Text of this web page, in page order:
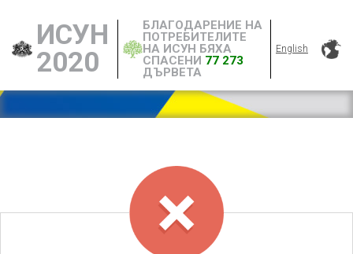
ИСУН
2020
БЛАГОДАРЕНИЕ НА
ПОТРЕБИТЕЛИТЕ
НА ИСУН БЯХА
СПАСЕНИ 77 273
ДЪРВЕТА
English